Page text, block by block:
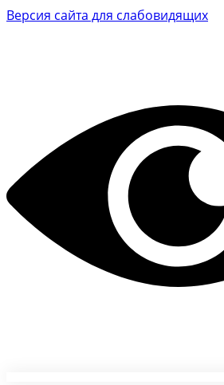
Версия сайта для слабовидящих